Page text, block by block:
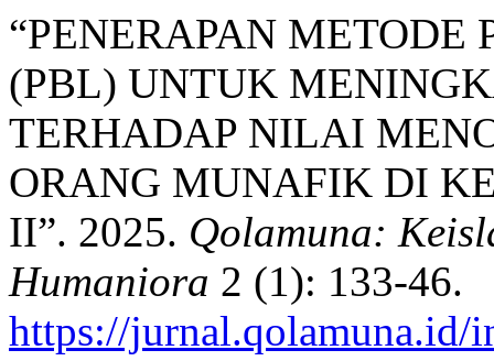
“PENERAPAN
(PBL) UNTUK
TERHADAP NILAI
ORANG MUNAFIK DI
II”. 2025. Qolamuna:
Humaniora 2 (1): 133-46.
https://jurnal.qolamuna.id/